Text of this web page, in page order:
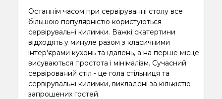
Останнім часом при сервіруванні столу все
більшою популярністю користуються
сервірувальні килимки. Важкі скатертини
відходять у минуле разом з класичними
інтер'єрами кухонь та їдалень, а на перше місце
висуваються простота і мінімалізм. Сучасний
сервірований стіл - це гола стільниця та
сервірувальні килимки, викладені за кількістю
запрошених гостей.